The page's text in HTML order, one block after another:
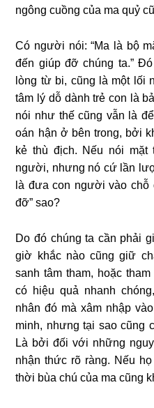
ngông cuồng của ma quỷ
Có người nói: “Ma là bộ
đến giúp đỡ chúng ta.”
lòng từ bi, cũng là một lối
tâm lý dỗ dành trẻ con là
nói như thế cũng vẫn là
oán hận ở bên trong, bởi
kẻ thù địch. Nếu nói
người, nhưng nó cứ lần
là đưa con người vào chỗ
đỡ” sao?
Do đó chúng ta cần phải
giờ khắc nào cũng giữ
sanh tâm tham, hoặc
có hiệu quả nhanh
nhân đó mà xâm nhập
minh, nhưng tại sao cũng
Là bởi đối với những
nhận thức rõ ràng. Nếu
thời bùa chú của ma cũng